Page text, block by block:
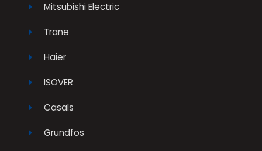
Mitsubishi Electric
Trane
Haier
ISOVER
Casals
Grundfos